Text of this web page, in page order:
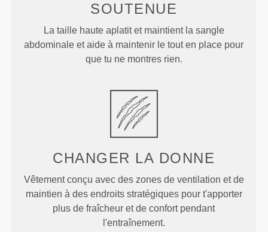
SOUTENUE
La taille haute aplatit et maintient la sangle
abdominale et aide à maintenir le tout en place pour
que tu ne montres rien.
CHANGER LA DONNE
Vêtement conçu avec des zones de ventilation et de
maintien à des endroits stratégiques pour t'apporter
plus de fraîcheur et de confort pendant
l'entraînement.